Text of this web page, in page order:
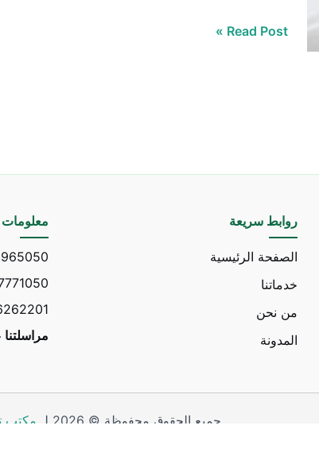
Read Post »
روابط سريعة
الصفحة الرئيسية
خدماتنا
من نحن
المدونة
معلومات
جميع الحقوق محفوظة © 2026 لـ
مكتب